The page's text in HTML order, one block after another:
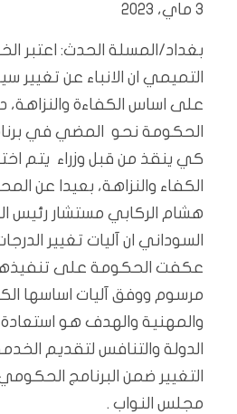
3 ماي، 2023
بغداد/المسلة الحدث: اعتبر
التميمي ان الانباء عن
على اساس الكفاءة
الحكومة نحو المضي في
كي ينقذ من قبل وزراء يتم
الكفاء والنزاهة، بعيدا عن
هشام الركابي مستشار رئيس
السوداني ان آليات تغيير
عكفت الحكومة على
مرسوم ووفق آليات اساسها
والمهنية والهدف هو
الدولة والتنافس لتقديم
التغيير ضمن البرنامج
مجلس النواب .